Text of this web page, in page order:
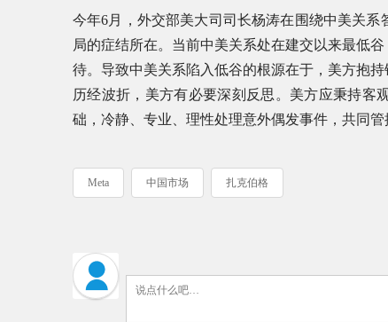
今年6月，外交部美大司司长杨涛在围绕中美关
局的症结所在。当前中美关系处在建交以来最低
待。导致中美关系陷入低谷的根源在于，美方抱
历经波折，美方有必要深刻反思。美方应秉持客
础，冷静、专业、理性处理意外偶发事件，共同管
Meta 中国市场 扎克伯格